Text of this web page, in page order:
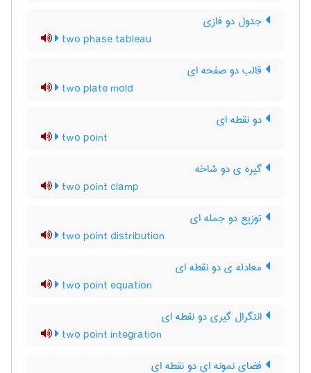
جدول دو فازی
two phase tableau
قالب دو صفحه ای
two plate mold
دو نقطه ای
two point
گیره ی دو شاخه
two point clamp
توزیع دو جمله ای
two point distribution
معادله ی دو نقطه ای
two point equation
انتگرال گیری دو نقطه ای
two point integration
فضای نمونه ای دو نقطه ای